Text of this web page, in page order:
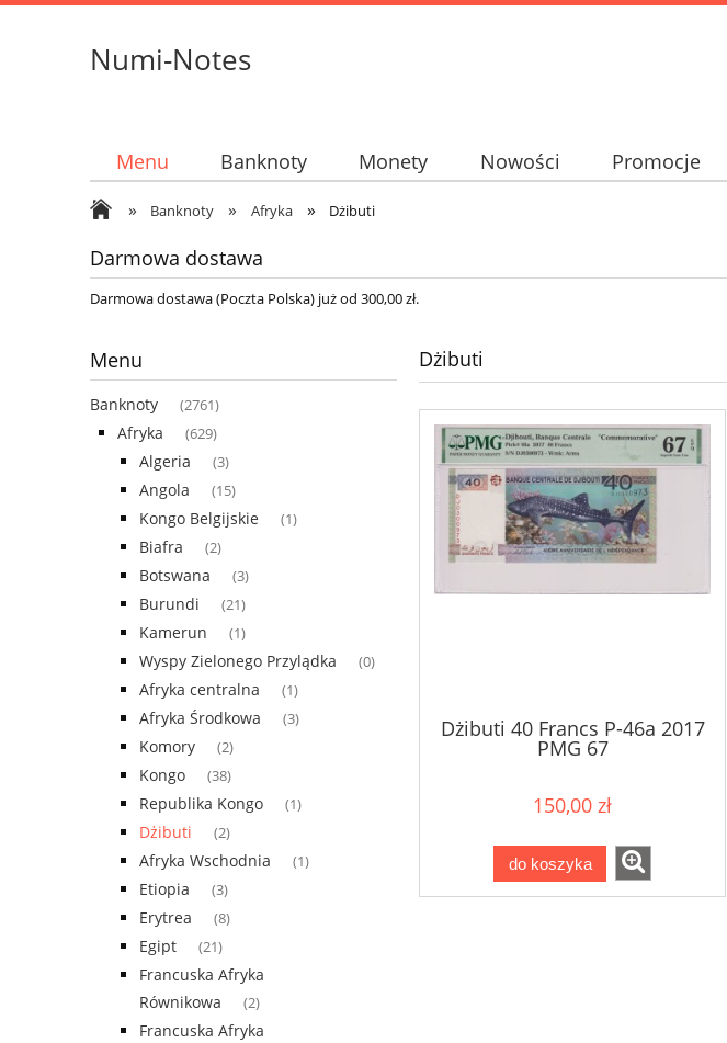
Numi-Notes
Menu Banknoty Monety Nowości Promocje
» Banknoty » Afryka » Dżibuti
Darmowa dostawa
Darmowa dostawa (Poczta Polska) już od 300,00 zł.
Menu
Banknoty (2761)
Afryka (629)
Algeria (3)
Angola (15)
Kongo Belgijskie (1)
Biafra (2)
Botswana (3)
Burundi (21)
Kamerun (1)
Wyspy Zielonego Przylądka (0)
Afryka centralna (1)
Afryka Środkowa (3)
Komory (2)
Kongo (38)
Republika Kongo (1)
Dżibuti (2)
Afryka Wschodnia (1)
Etiopia (3)
Erytrea (8)
Egipt (21)
Francuska Afryka
Równikowa
(2)
Francuska Afryka
Dżibuti
Dżibuti 40 Francs P-46a 2017
PMG 67
150,00 zł
do koszyka